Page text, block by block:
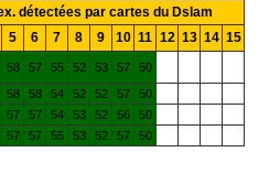
détectées par cartes du Dslam
5 6 7 8 9 10 11 12 13 14 15
58 57 55 52 53 57
50
58 58 54 52 52 57
50
57 57 54 53 52 56
50
57 57 55 53 52 57 50